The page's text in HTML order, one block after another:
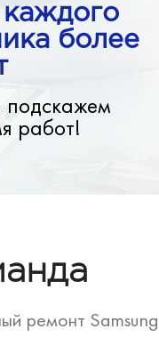
более
подскажем
работ!
ремонт Samsung